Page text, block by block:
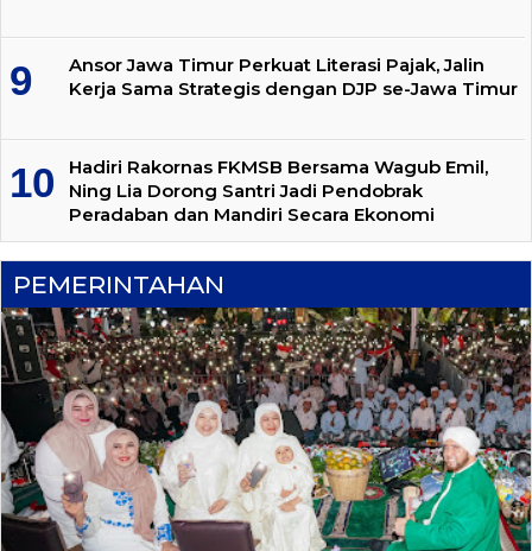
Ansor Jawa Timur Perkuat Literasi Pajak, Jalin
Kerja Sama Strategis dengan DJP se-Jawa Timur
Hadiri Rakornas FKMSB Bersama Wagub Emil,
Ning Lia Dorong Santri Jadi Pendobrak
Peradaban dan Mandiri Secara Ekonomi
PEMERINTAHAN